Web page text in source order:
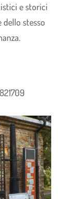
e storici
dello stesso